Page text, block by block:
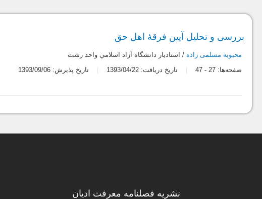
بررسی و تحلیل آیین فرقۀ اهل حق
محبوبه مسلمی زاده / استاديار دانشگاه آزاد اسلامي واحد رشت
صفحه‌ها: 27
- تاریخ دریافت: 1393/04/22 تاریخ پذیرش: 1393/09/06
نشریه فصلنامه معرفت ادیان